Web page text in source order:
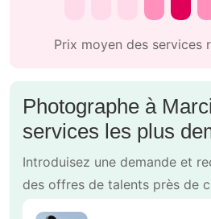
Prix moyen des services
Photographe à
services les plus
Introduisez une demande et
des offres de talents près de